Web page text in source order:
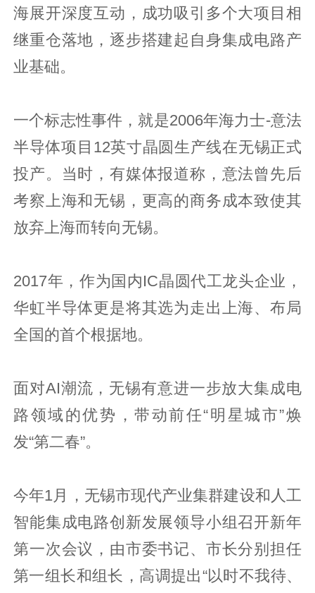
海展开深度互动，成功吸引多个大项目相
继重仓落地，逐步搭建起自身集成电路产
业基础。
一个标志性事件，就是2006年海力士-意法
半导体项目12英寸晶圆生产线在无锡正式
投产。当时，有媒体报道称，意法曾先后
考察上海和无锡，更高的商务成本致使其
放弃上海而转向无锡。
2017年，作为国内IC晶圆代工龙头企业，
华虹半导体更是将其选为走出上海、布局
全国的首个根据地。
面对AI潮流，无锡有意进一步放大集成电
路领域的优势，带动前任“明星城市”焕
发“第二春”。
今年1月，无锡市现代产业集群建设和人工
智能集成电路创新发展领导小组召开新年
第一次会议，由市委书记、市长分别担任
第一组长和组长，高调提出“以时不我待、